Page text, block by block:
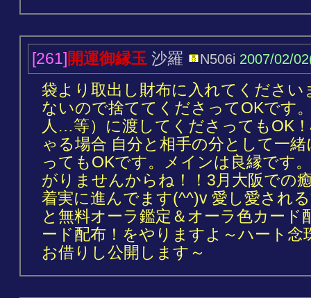
[261]開運御縁玉 沙羅 N506i 2007/02/
袋より取出し財布に入れてくださ
ないので捨ててくださってOKです
人…等）に渡してくださってもOK
ゃる場合 自分と相手の分として一
ってもOKです。メインは良縁です
がりませんからね！！3月大阪での
着実に進んでます(^^)v 愛し愛され
と無料オーラ鑑定＆オーラ色カード
ード配布！をやりますよ～ハート
お借りし公開します～